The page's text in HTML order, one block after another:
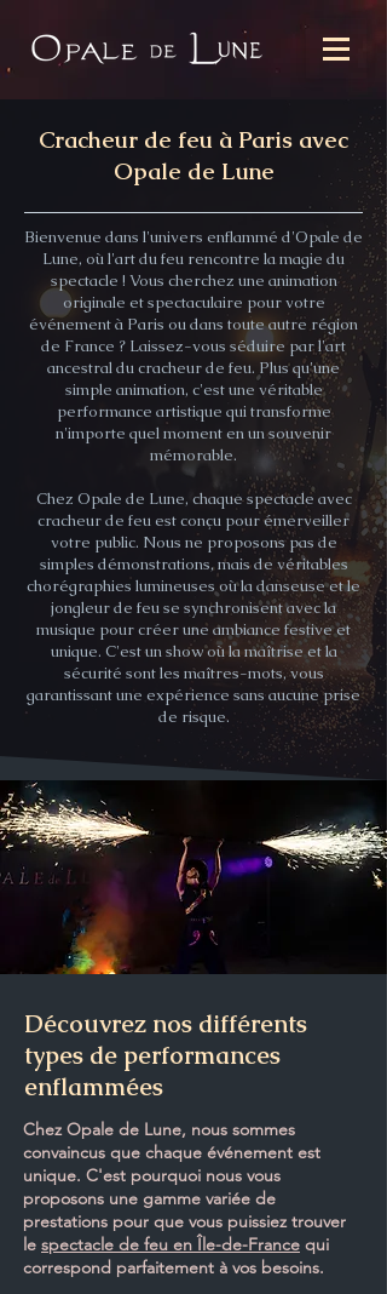
Cracheur de feu à Paris avec
Opale de Lune
Bienvenue dans l'univers enflammé d'Opale de
Lune, où l'art du feu rencontre la magie du
spectacle ! Vous cherchez une animation
originale et spectaculaire pour votre
événement à Paris ou dans toute autre région
de France ? Laissez-vous séduire par l'art
ancestral du cracheur de feu. Plus qu'une
simple animation, c'est une véritable
performance artistique qui transforme
n'importe quel moment en un souvenir
mémorable.
Chez Opale de Lune, chaquespectacle avec
cracheur de feu est conçu pour émerveiller
votre public. Nous ne proposons pas de
simples démonstrations, mais de véritables
chorégraphies lumineuses où la danseuse et le
jongleur de feu se synchronisent avec la
musique pour créer une ambiance festive et
unique. C'est un show où la maîtrise et la
sécurité sont les maîtres-mots, vous
garantissant une expérience sans aucune prise
de risque.
Découvrez nos différents
types de performances
enflammées
Chez Opale de Lune, nous sommes
convaincus que chaque événement est
unique. C'est pourquoi nous vous
proposons une gamme variée de
prestations pour que vous puissiez trouver
le spectacle de feu en Île-de-France qui
correspond parfaitement à vos besoins.